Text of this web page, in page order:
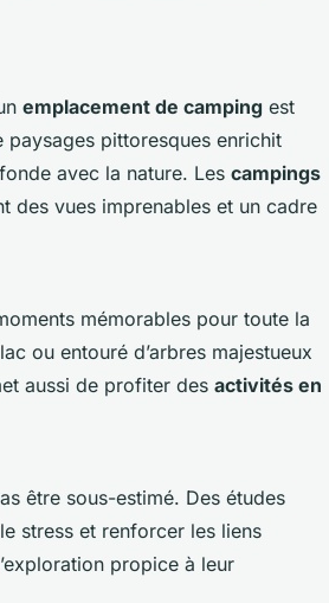
emplacement de camping est
pittoresques enrichit
avec la nature. Les campings
des vues imprenables et un cadre
mémorables pour toute la
ou entouré d’arbres majestueux
aussi de profiter des activités en
être sous-estimé. Des études
stress et renforcer les liens
propice à leur